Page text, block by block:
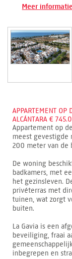
Meer informatie
APPARTEMENT OP
ALCÁNTARA €
Appartement op
meest gevestigde
200 meter van de
De woning
badkamers, met
het gezinsleven.
privéterras met
tuinen, wat zorgt
buiten.
La Gavia is een
beveiliging, fraai
inbegrepen en